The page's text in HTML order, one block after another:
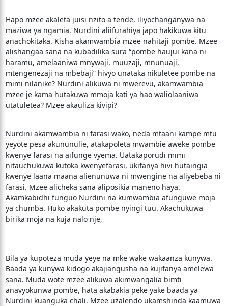
Hapo mzee akaleta juisi nzito a tende, iliyochanganywa na
maziwa ya ngamia. Nurdini aliifurahiya japo hakikuwa kitu
anachokitaka. Kisha akamwambia mzee nahitaji pombe. Mzee
alishangaa sana na kubadilika sura “pombe haujui kana ni
haramu, amelaaniwa mnywaji, muuzaji, mnunuaji,
mtengenezaji na mbebaji” hivyo unataka nikuletee pombe na
mimi nilanike? Nurdini alikuwa ni mwerevu, akamwambia
mzee je kama hutakuwa mmoja kati ya hao waliolaaniwa
utatuletea? Mzee akauliza kivipi?
Nurdini akamwambia ni farasi wako, neda mtaani kampe mtu
yeyote pesa akununulie, atakapoleta mwambie aweke pombe
kwenye farasi na aifunge vyema. Uatakaporudi mimi
nitauchukuwa kutoka kwenyefarasi, ukifanya hivi hutaingia
kwenye laana maana alienunuwa ni mwengine na aliyebeba ni
farasi. Mzee alicheka sana aliposikia maneno haya.
Akamkabidhi funguo Nurdini na kumwambia afunguwe moja
ya chumba. Huko akakuta pombe nyingi tuu. Akachukuwa
birika moja na kuja nalo nje,
Bila ya kupoteza muda yeye na mke wake wakaanza kunywa.
Baada ya kunywa kidogo akajiangusha na kujifanya amelewa
sana. Muda wote mzee alikuwa akimwangalia bimti
anavyokunwa pombe, hata akabakia peke yake baada ya
Nurdini kuanguka chali. Mzee uzalendo ukamshinda kaamuwa